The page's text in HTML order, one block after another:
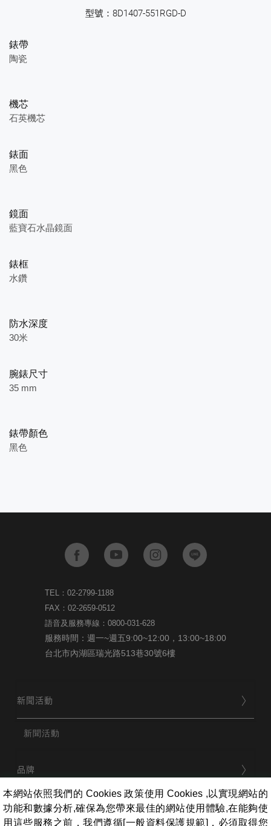
型號：8D1407-551RGD-D
錶帶
陶瓷
機芯
石英機芯
錶面
黑色
鏡面
藍寶石水晶鏡面
錶框
水鑽
防水深度
30米
腕錶尺寸
35 mm
錶帶顏色
黑色
TEL：02-2799-1188
FAX：02-2659-0512
語音及服務專線：0800-031-628
服務時間：週一~週五9:00~12:00，13:00~18:00
台北市內湖區瑞光路513巷30號6樓
新聞活動
新聞活動
品牌
用戶服務
本網站依照我們的 Cookies 政策使用 Cookies ,以實現網站的
功能和數據分析,確保為您帶來最佳的網站使用體驗,在能夠使
用這些服務之前，我們遵循[一般資料保護規範]，必須取得您